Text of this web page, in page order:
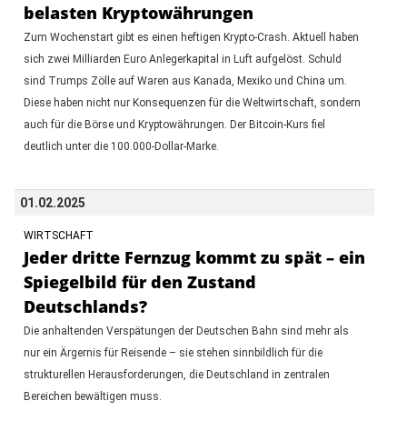
belasten Kryptowährungen
Zum Wochenstart gibt es einen heftigen Krypto-Crash. Aktuell haben
sich zwei Milliarden Euro Anlegerkapital in Luft aufgelöst. Schuld
sind Trumps Zölle auf Waren aus Kanada, Mexiko und China um.
Diese haben nicht nur Konsequenzen für die Weltwirtschaft, sondern
auch für die Börse und Kryptowährungen. Der Bitcoin-Kurs fiel
deutlich unter die 100.000-Dollar-Marke.
01.02.2025
WIRTSCHAFT
Jeder dritte Fernzug kommt zu spät – ein
Spiegelbild für den Zustand
Deutschlands?
Die anhaltenden Verspätungen der Deutschen Bahn sind mehr als
nur ein Ärgernis für Reisende – sie stehen sinnbildlich für die
strukturellen Herausforderungen, die Deutschland in zentralen
Bereichen bewältigen muss.